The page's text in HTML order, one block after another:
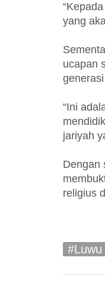
yang
ucapan
“Ini
jariyah
Dengan
religius
#Luwu